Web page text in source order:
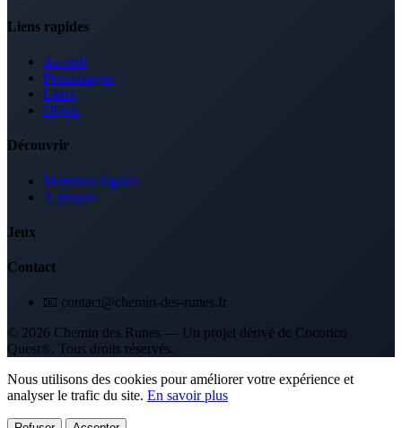
Liens rapides
Accueil
Personnages
Lieux
Objets
Découvrir
Mentions légales
À propos
Jeux
Contact
📧 contact@chemin-des-runes.fr
© 2026 Chemin des Runes — Un projet dérivé de Cocorico
Quest®. Tous droits réservés.
Nous utilisons des cookies pour améliorer votre expérience et
analyser le trafic du site. En savoir plus